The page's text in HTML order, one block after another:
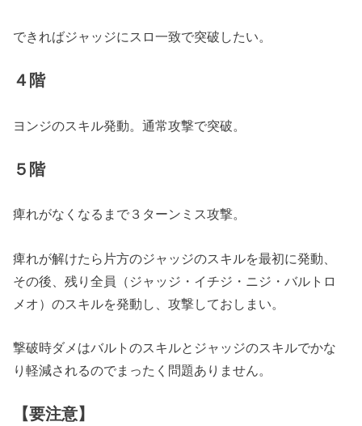
できればジャッジにスロ一致で突破したい。
４階
ヨンジのスキル発動。通常攻撃で突破。
５階
痺れがなくなるまで３ターンミス攻撃。
痺れが解けたら片方のジャッジのスキルを最初に発動、
その後、残り全員（ジャッジ・イチジ・ニジ・バルトロ
メオ）のスキルを発動し、攻撃しておしまい。
撃破時ダメはバルトのスキルとジャッジのスキルでかな
り軽減されるのでまったく問題ありません。
【要注意】